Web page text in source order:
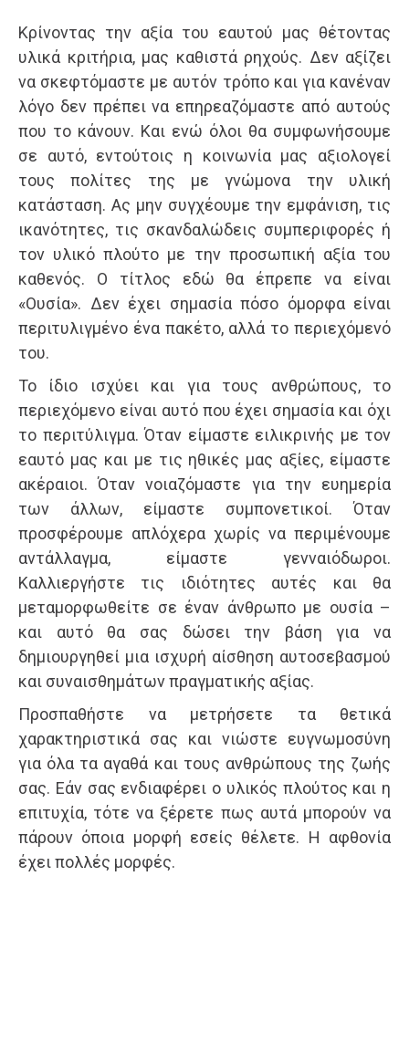
Κρίνοντας την αξία του εαυτού μας θέτοντας
υλικά κριτήρια, μας καθιστά ρηχούς. Δεν αξίζει
να σκεφτόμαστε με αυτόν τρόπο και για κανέναν
λόγο δεν πρέπει να επηρεαζόμαστε από αυτούς
που το κάνουν. Και ενώ όλοι θα συμφωνήσουμε
σε αυτό, εντούτοις η κοινωνία μας αξιολογεί
τους πολίτες της με γνώμονα την υλική
κατάσταση. Ας μην συγχέουμε την εμφάνιση, τις
ικανότητες, τις σκανδαλώδεις συμπεριφορές ή
τον υλικό πλούτο με την προσωπική αξία του
καθενός. Ο τίτλος εδώ θα έπρεπε να είναι
«Ουσία». Δεν έχει σημασία πόσο όμορφα είναι
περιτυλιγμένο ένα πακέτο, αλλά το περιεχόμενό
του.
Το ίδιο ισχύει και για τους ανθρώπους, το
περιεχόμενο είναι αυτό που έχει σημασία και όχι
το περιτύλιγμα. Όταν είμαστε ειλικρινής με τον
εαυτό μας και με τις ηθικές μας αξίες, είμαστε
ακέραιοι. Όταν νοιαζόμαστε για την ευημερία
των άλλων, είμαστε συμπονετικοί. Όταν
προσφέρουμε απλόχερα χωρίς να περιμένουμε
αντάλλαγμα, είμαστε γενναιόδωροι.
Καλλιεργήστε τις ιδιότητες αυτές και θα
μεταμορφωθείτε σε έναν άνθρωπο με ουσία –
και αυτό θα σας δώσει την βάση για να
δημιουργηθεί μια ισχυρή αίσθηση αυτοσεβασμού
και συναισθημάτων πραγματικής αξίας.
Προσπαθήστε να μετρήσετε τα θετικά
χαρακτηριστικά σας και νιώστε ευγνωμοσύνη
για όλα τα αγαθά και τους ανθρώπους της ζωής
σας. Εάν σας ενδιαφέρει ο υλικός πλούτος και η
επιτυχία, τότε να ξέρετε πως αυτά μπορούν να
πάρουν όποια μορφή εσείς θέλετε. Η αφθονία
έχει πολλές μορφές.